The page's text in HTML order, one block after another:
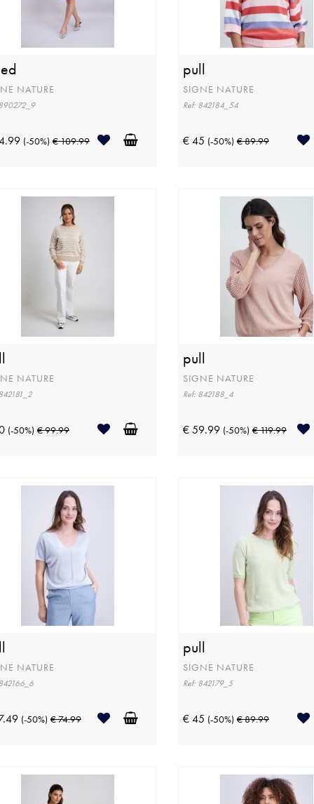
NATURE
(-50%) € 109.99
pull
SIGNE NATURE
Ref: 842184_54
€ 45 (-50%) € 89.99
NATURE
(-50%) € 99.99
pull
SIGNE NATURE
Ref: 842188_4
€ 59.99 (-50%) € 119.99
NATURE
(-50%) € 74.99
pull
SIGNE NATURE
Ref: 842179_5
€ 45 (-50%) € 89.99